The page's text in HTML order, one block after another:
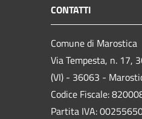
CONTATTI
Comune di Marostica
Via Tempesta, n. 17,
(VI) - 36063 -
Codice Fiscale:
Partita IVA: